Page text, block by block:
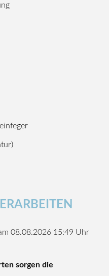
08.08.2026 15:49 Uhr
sorgen die